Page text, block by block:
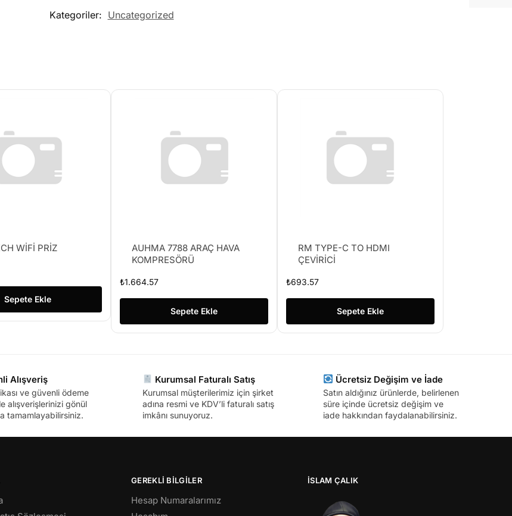
Kategoriler: Uncategorized
WİFİ PRİZ
Sepete Ekle
AUHMA 7788 ARAÇ HAVA
KOMPRESÖRÜ
₺1.664.57
Sepete Ekle
RM TYPE-C TO HDMI
ÇEVİRİCİ
₺693.57
Sepete Ekle
Alışveriş
ve güvenli ödeme
alışverişlerinizi gönül
tamamlayabilirsiniz.
Kurumsal Faturalı Satış
Kurumsal müşterilerimiz için şirket
adına resmi ve KDV’li faturalı satış
imkânı sunuyoruz.
Ücretsiz Değişim ve İade
Satın aldığınız ürünlerde, belirlenen
süre içinde ücretsiz değişim ve
iade hakkından faydalanabilirsiniz.
GEREKLİ BİLGİLER
Hesap Numaralarımız
İSLAM ÇALIK